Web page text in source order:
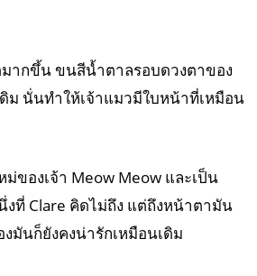
มากขึ้น ขนสีน้ำตาลรอบดวงตาของ
ม นั่นทำให้เจ้าแมวมีใบหน้าที่เหมือน
ของเจ้า Meow Meow และเป็น
งที่ Clare คิดไม่ถึง แต่ถึงหน้าตามัน
มันก็ยังคงน่ารักเหมือนเดิม